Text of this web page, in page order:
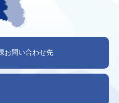
お問い合わせ先